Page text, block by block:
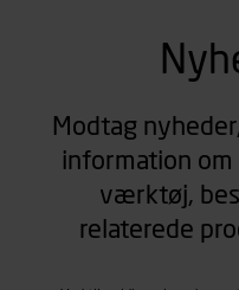
Modtag
information
værktøj,
relaterede